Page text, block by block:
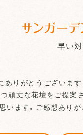
サンガーデ
早い
ありがとうございま
頑丈な花壇をご提案
います。ご感想ありが